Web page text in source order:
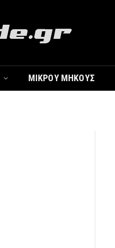
ΜΙΚΡΟΎ ΜΉΚΟΥΣ